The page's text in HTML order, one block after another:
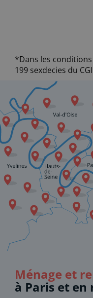
*Dans les
199 sexdecies du CGI
Ménage et
à Paris et